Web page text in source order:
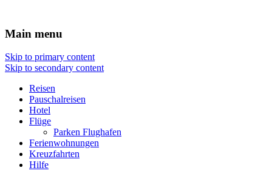
Travel : De
Main menu
Skip to primary content
Skip to secondary content
Reisen
Pauschalreisen
Hotel
Flüge
Parken Flughafen
Ferienwohnungen
Kreuzfahrten
Hilfe